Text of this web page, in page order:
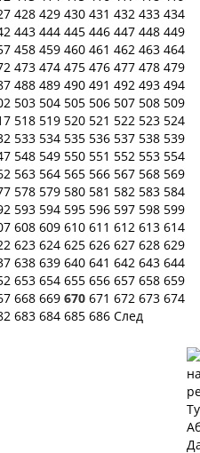
428 429 430 431 432 433 434
443 444 445 446 447 448 449
458 459 460 461 462 463 464
473 474 475 476 477 478 479
488 489 490 491 492 493 494
503 504 505 506 507 508 509
518 519 520 521 522 523 524
533 534 535 536 537 538 539
548 549 550 551 552 553 554
563 564 565 566 567 568 569
578 579 580 581 582 583 584
593 594 595 596 597 598 599
608 609 610 611 612 613 614
623 624 625 626 627 628 629
638 639 640 641 642 643 644
653 654 655 656 657 658 659
668 669 670 671 672 673 674
683 684 685 686 След